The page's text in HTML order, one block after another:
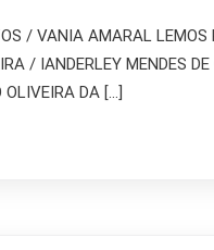
/ VANIA AMARAL
/ IANDERLEY MENDES
DA […]